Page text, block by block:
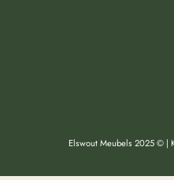
Elswout Meubels 2025 © |